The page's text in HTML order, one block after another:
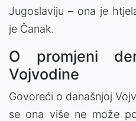
Jugoslaviju – ona je
je Čanak.
O promjeni
Vojvodine
Govoreći o današnjoj
se ona više ne može